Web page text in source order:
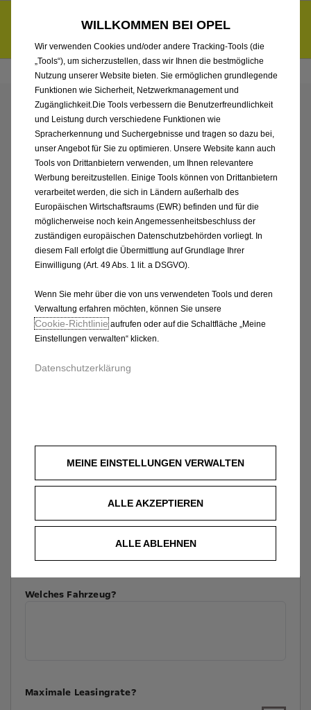
6.000 € staatliche Förderungsprämie für E-Autos und Plug-in-
Hybride. Mehr erfahren >>
ENTDECKEN SIE ALLE
ASTRA SPORTS TOURER
NEUWAGEN VON
AUTOHAUS HERMANN
KRÖGER GMBH
Welches Fahrzeug?
Maximale Leasingrate?
WILLKOMMEN BEI OPEL
Wir verwenden Cookies und/oder andere Tracking-Tools (die
„Tools“), um sicherzustellen, dass wir Ihnen die bestmögliche
Nutzung unserer Website bieten. Sie ermöglichen grundlegende
Funktionen wie Sicherheit, Netzwerkmanagement und
Zugänglichkeit.Die Tools verbessern die Benutzerfreundlichkeit
und Leistung durch verschiedene Funktionen wie
Spracherkennung und Suchergebnisse und tragen so dazu bei,
unser Angebot für Sie zu optimieren. Unsere Website kann auch
Tools von Drittanbietern verwenden, um Ihnen relevantere
Werbung bereitzustellen. Einige Tools können von Drittanbietern
verarbeitet werden, die sich in Ländern außerhalb des
Europäischen Wirtschaftsraums (EWR) befinden und für die
möglicherweise noch kein Angemessenheitsbeschluss der
zuständigen europäischen Datenschutzbehörden vorliegt. In
diesem Fall erfolgt die Übermittlung auf Grundlage Ihrer
Einwilligung (Art. 49 Abs. 1 lit. a DSGVO).
Wenn Sie mehr über die von uns verwendeten Tools und deren
Verwaltung erfahren möchten, können Sie unsere
Cookie‑Richtlinieaufrufen oder auf die Schaltfläche „Meine
Einstellungen verwalten“ klicken.
Datenschutzerklärung
MEINE EINSTELLUNGEN VERWALTEN
ALLE AKZEPTIEREN
ALLE ABLEHNEN